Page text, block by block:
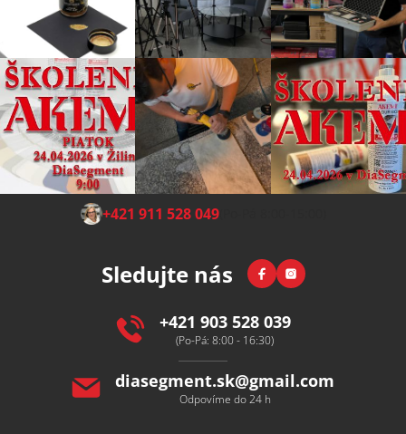
Z +421 911 528 049(Po-Pá 8:00-15:00)
Sledujte nás FacebookInstagram
+421 903 528 039
(Po-Pá: 8:00 - 16:30)
diasegment.sk@gmail.com
Odpovíme do 24 h